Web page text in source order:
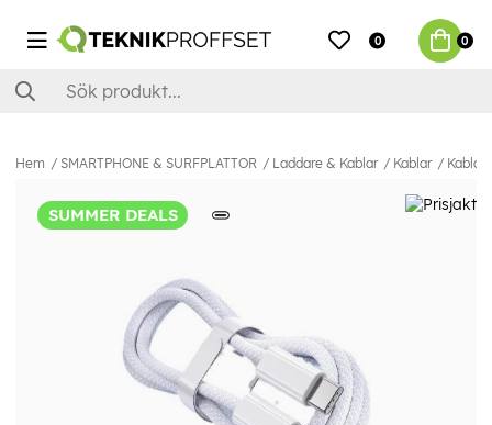
0 0
Hem SMARTPHONE & SURFPLATTOR Laddare & Kablar Kablar Kablar
SUMMER DEALS